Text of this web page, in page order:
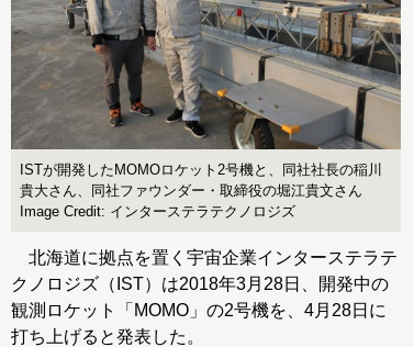
ISTが開発したMOMOロケット2号機と、同社社長の稲川
貴大さん、同社ファウンダー・取締役の堀江貴文さん
Image Credit: インターステラテクノロジズ
北海道に拠点を置く宇宙企業インターステラテ
クノロジズ（IST）は2018年3月28日、開発中の
観測ロケット「MOMO」の2号機を、4月28日に
打ち上げると発表した。